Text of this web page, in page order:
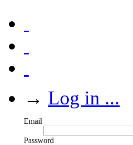
→ Log in ...
Email
Password